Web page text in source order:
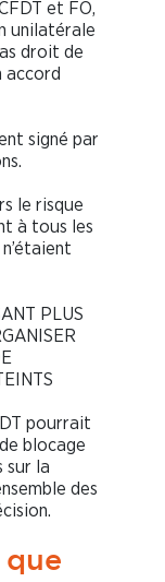
et FO,
unilatérale
droit de
accord
signé par
le risque
à tous les
PLUS
pourrait
blocage
sur la
des
que